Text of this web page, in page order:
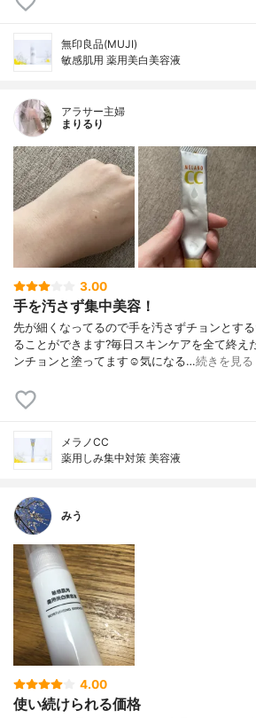
無印良品(MUJI)
敏感肌用 薬用美白美容液
アラサー主婦
まりるり
3.00
手を汚さず集中美容！
先が細くなってるので手を汚さずチョンとす
ることができます?毎日スキンケアを全て終え
ンチョンと塗ってます☺️気になる…続きを見る
メラノCC
薬用しみ集中対策 美容液
みう
4.00
使い続けられる価格